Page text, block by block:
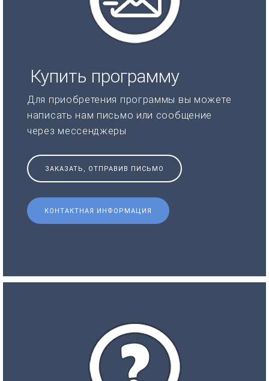
Купить программу
Для приобретения программы вы можете
написать нам письмо или сообщение
через мессенджеры
ЗАКАЗАТЬ, ОТПРАВИВ ПИСЬМО
КОНТАКТНАЯ ИНФОРМАЦИЯ